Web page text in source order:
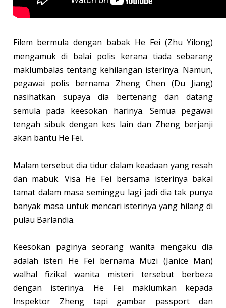
Filem bermula dengan babak He Fei (Zhu Yilong)
mengamuk di balai polis kerana tiada sebarang
maklumbalas tentang kehilangan isterinya. Namun,
pegawai polis bernama Zheng Chen (Du Jiang)
nasihatkan supaya dia bertenang dan datang
semula pada keesokan harinya. Semua pegawai
tengah sibuk dengan kes lain dan Zheng berjanji
akan bantu He Fei.
Malam tersebut dia tidur dalam keadaan yang resah
dan mabuk. Visa He Fei bersama isterinya bakal
tamat dalam masa seminggu lagi jadi dia tak punya
banyak masa untuk mencari isterinya yang hilang di
pulau Barlandia.
Keesokan paginya seorang wanita mengaku dia
adalah isteri He Fei bernama Muzi (Janice Man)
walhal fizikal wanita misteri tersebut berbeza
dengan isterinya. He Fei maklumkan kepada
Inspektor Zheng tapi gambar passport dan